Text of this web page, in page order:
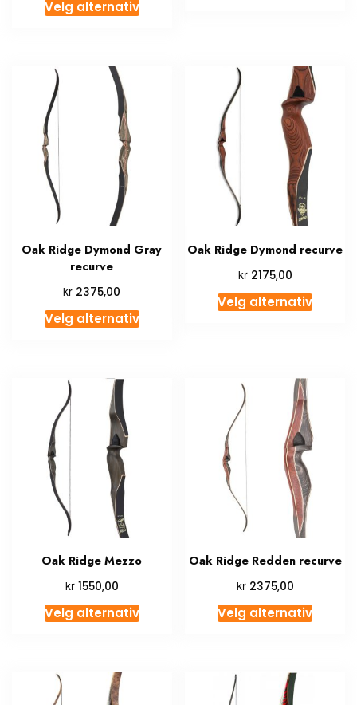
Velg alternativ
Oak Ridge Dymond Gray
recurve
kr 2375,00
Velg alternativ
Oak Ridge Dymond recurve
kr2175,00
Velg alternativ
Oak Ridge Mezzo
kr1550,00
Velg alternativ
Oak Ridge Redden recurve
kr2375,00
Velg alternativ